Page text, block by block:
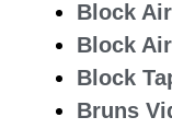
Block
Block
Block
Bruns